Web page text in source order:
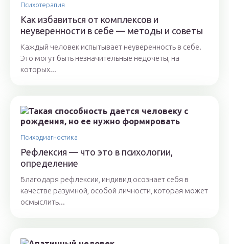
Психотерапия
Как избавиться от комплексов и
неуверенности в себе — методы и советы
Каждый человек испытывает неуверенность в себе.
Это могут быть незначительные недочеты, на
которых...
Психодиагностика
Рефлексия — что это в психологии,
определение
Благодаря рефлексии, индивид осознает себя в
качестве разумной, особой личности, которая может
осмыслить...